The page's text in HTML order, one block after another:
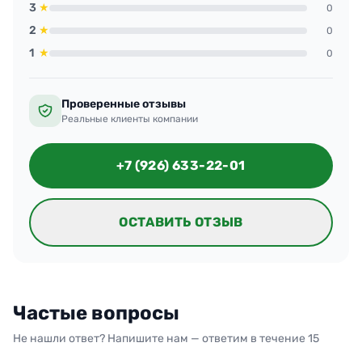
3 ★ 0
2 ★ 0
1 ★ 0
Проверенные отзывы
Реальные клиенты компании
+7 (926) 633-22-01
ОСТАВИТЬ ОТЗЫВ
Частые вопросы
Не нашли ответ? Напишите нам — ответим в течение 15